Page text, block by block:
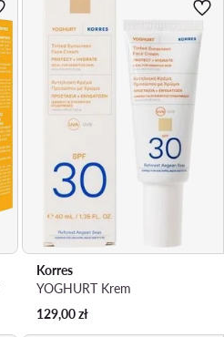
Korres
YOGHURT Krem
129,00zł